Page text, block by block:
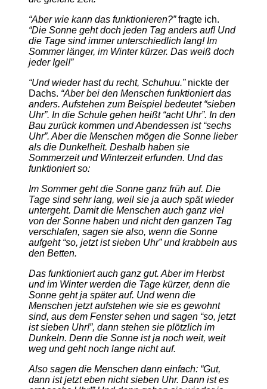
“Aber wie kann das funktionieren?”fragte ich.
“Die Sonne geht doch jeden Tag anders auf! Und
die Tage sind immer unterschiedlich lang! Im
Sommer länger, im Winter kürzer. Das weiß doch
jeder Igel!”
“Und wieder hast du recht, Schuhuu.”nickte der
Dachs. “Aber bei den Menschen funktioniert das
anders. Aufstehen zum Beispiel bedeutet “sieben
Uhr”. In die Schule gehen heißt “acht Uhr”. In den
Bau zurück kommen und Abendessen ist “sechs
Uhr”. Aber die Menschen mögen die Sonne lieber
als die Dunkelheit. Deshalb haben sie
Sommerzeit und Winterzeit erfunden. Und das
funktioniert so:
Im Sommer geht die Sonne ganz früh auf. Die
Tage sind sehr lang, weil sie ja auch spät wieder
untergeht. Damit die Menschen auch ganz viel
von der Sonne haben und nicht den ganzen Tag
verschlafen, sagen sie also, wenn die Sonne
aufgeht “so, jetzt ist sieben Uhr” und krabbeln aus
den Betten.
Das funktioniert auch ganz gut. Aber im Herbst
und im Winter werden die Tage kürzer, denn die
Sonne geht ja später auf. Und wenn die
Menschen jetzt aufstehen wie sie es gewohnt
sind, aus dem Fenster sehen und sagen “so, jetzt
ist sieben Uhr!”, dann stehen sie plötzlich im
Dunkeln. Denn die Sonne ist ja noch weit, weit
weg und geht noch lange nicht auf.
Also sagen die Menschen dann einfach: “Gut,
dann ist jetzt eben nicht sieben Uhr. Dann ist es